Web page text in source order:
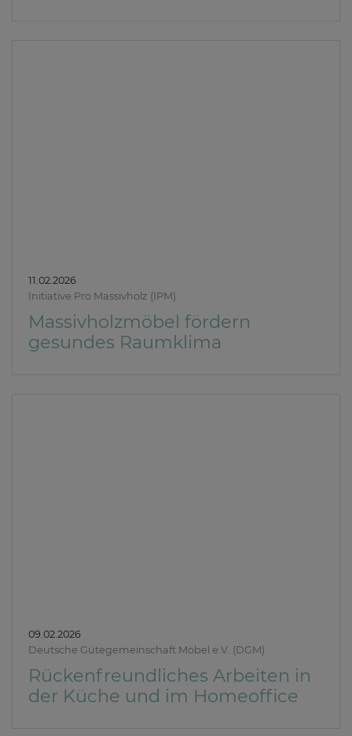
11.02.2026
Initiative Pro Massivholz (IPM)
Massivholzmöbel fördern
gesundes Raumklima
09.02.2026
Deutsche Gütegemeinschaft Möbel e.V. (DGM)
Rückenfreundliches Arbeiten in
der Küche und im Homeoffice